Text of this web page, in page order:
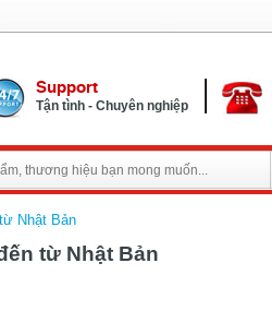
Support
Tận tình - Chuyên nghiệp
Nhật Bản
từ Nhật Bản